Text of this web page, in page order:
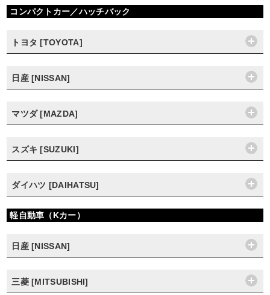
コンパクトカー／ハッチバック
トヨタ [TOYOTA]
日産 [NISSAN]
マツダ [MAZDA]
スズキ [SUZUKI]
ダイハツ [DAIHATSU]
軽自動車（Kカー）
日産 [NISSAN]
三菱 [MITSUBISHI]